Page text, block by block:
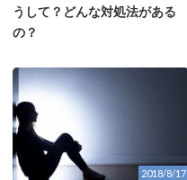
うして？どんな対処法がある
の？
2018/8/17